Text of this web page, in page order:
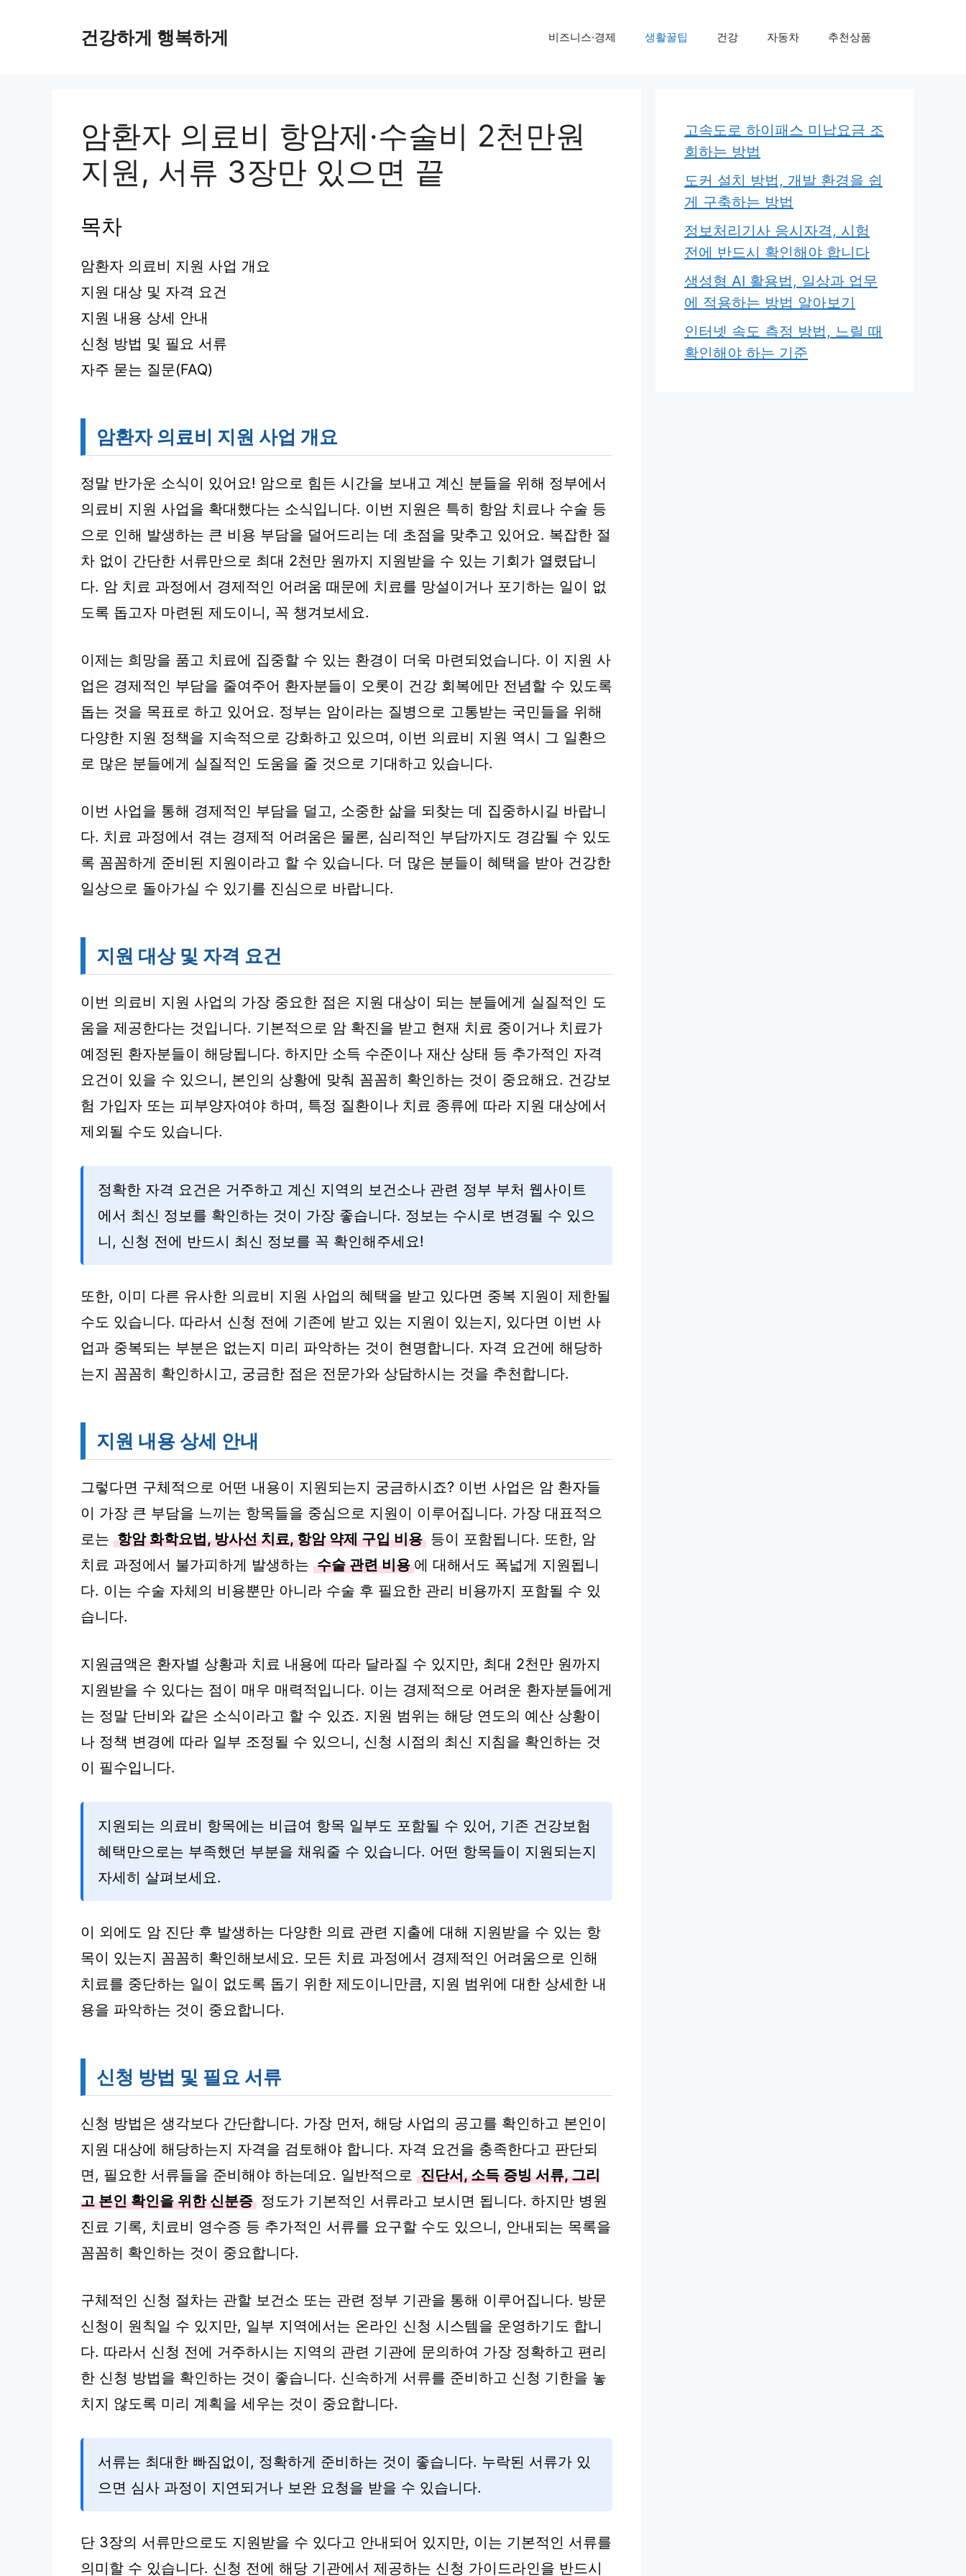
건강하게 행복하게 비즈니스·경제 생활꿀팁 건강 자동차 추천상품
암환자 의료비 항암제·수술비 2천만원
지원, 서류 3장만 있으면 끝
목차
암환자 의료비 지원 사업 개요
지원 대상 및 자격 요건
지원 내용 상세 안내
신청 방법 및 필요 서류
자주 묻는 질문(FAQ)
암환자 의료비 지원 사업 개요
정말 반가운 소식이 있어요! 암으로 힘든 시간을 보내고 계신 분들을 위해 정부에서
의료비 지원 사업을 확대했다는 소식입니다. 이번 지원은 특히 항암 치료나 수술 등
으로 인해 발생하는 큰 비용 부담을 덜어드리는 데 초점을 맞추고 있어요. 복잡한 절
차 없이 간단한 서류만으로 최대 2천만 원까지 지원받을 수 있는 기회가 열렸답니
다. 암 치료 과정에서 경제적인 어려움 때문에 치료를 망설이거나 포기하는 일이 없
도록 돕고자 마련된 제도이니, 꼭 챙겨보세요.
이제는 희망을 품고 치료에 집중할 수 있는 환경이 더욱 마련되었습니다. 이 지원 사
업은 경제적인 부담을 줄여주어 환자분들이 오롯이 건강 회복에만 전념할 수 있도록
돕는 것을 목표로 하고 있어요. 정부는 암이라는 질병으로 고통받는 국민들을 위해
다양한 지원 정책을 지속적으로 강화하고 있으며, 이번 의료비 지원 역시 그 일환으
로 많은 분들에게 실질적인 도움을 줄 것으로 기대하고 있습니다.
이번 사업을 통해 경제적인 부담을 덜고, 소중한 삶을 되찾는 데 집중하시길 바랍니
다. 치료 과정에서 겪는 경제적 어려움은 물론, 심리적인 부담까지도 경감될 수 있도
록 꼼꼼하게 준비된 지원이라고 할 수 있습니다. 더 많은 분들이 혜택을 받아 건강한
일상으로 돌아가실 수 있기를 진심으로 바랍니다.
지원 대상 및 자격 요건
이번 의료비 지원 사업의 가장 중요한 점은 지원 대상이 되는 분들에게 실질적인 도
움을 제공한다는 것입니다. 기본적으로 암 확진을 받고 현재 치료 중이거나 치료가
예정된 환자분들이 해당됩니다. 하지만 소득 수준이나 재산 상태 등 추가적인 자격
요건이 있을 수 있으니, 본인의 상황에 맞춰 꼼꼼히 확인하는 것이 중요해요. 건강보
험 가입자 또는 피부양자여야 하며, 특정 질환이나 치료 종류에 따라 지원 대상에서
제외될 수도 있습니다.
정확한 자격 요건은 거주하고 계신 지역의 보건소나 관련 정부 부처 웹사이트
에서 최신 정보를 확인하는 것이 가장 좋습니다. 정보는 수시로 변경될 수 있으
니, 신청 전에 반드시 최신 정보를 꼭 확인해주세요!
또한, 이미 다른 유사한 의료비 지원 사업의 혜택을 받고 있다면 중복 지원이 제한될
수도 있습니다. 따라서 신청 전에 기존에 받고 있는 지원이 있는지, 있다면 이번 사
업과 중복되는 부분은 없는지 미리 파악하는 것이 현명합니다. 자격 요건에 해당하
는지 꼼꼼히 확인하시고, 궁금한 점은 전문가와 상담하시는 것을 추천합니다.
지원 내용 상세 안내
그렇다면 구체적으로 어떤 내용이 지원되는지 궁금하시죠? 이번 사업은 암 환자들
이 가장 큰 부담을 느끼는 항목들을 중심으로 지원이 이루어집니다. 가장 대표적으
로는 항암 화학요법, 방사선 치료, 항암 약제 구입 비용 등이 포함됩니다. 또한, 암
치료 과정에서 불가피하게 발생하는 수술 관련 비용 에 대해서도 폭넓게 지원됩니
다. 이는 수술 자체의 비용뿐만 아니라 수술 후 필요한 관리 비용까지 포함될 수 있
습니다.
지원금액은 환자별 상황과 치료 내용에 따라 달라질 수 있지만, 최대 2천만 원까지
지원받을 수 있다는 점이 매우 매력적입니다. 이는 경제적으로 어려운 환자분들에게
는 정말 단비와 같은 소식이라고 할 수 있죠. 지원 범위는 해당 연도의 예산 상황이
나 정책 변경에 따라 일부 조정될 수 있으니, 신청 시점의 최신 지침을 확인하는 것
이 필수입니다.
지원되는 의료비 항목에는 비급여 항목 일부도 포함될 수 있어, 기존 건강보험
혜택만으로는 부족했던 부분을 채워줄 수 있습니다. 어떤 항목들이 지원되는지
자세히 살펴보세요.
이 외에도 암 진단 후 발생하는 다양한 의료 관련 지출에 대해 지원받을 수 있는 항
목이 있는지 꼼꼼히 확인해보세요. 모든 치료 과정에서 경제적인 어려움으로 인해
치료를 중단하는 일이 없도록 돕기 위한 제도이니만큼, 지원 범위에 대한 상세한 내
용을 파악하는 것이 중요합니다.
신청 방법 및 필요 서류
신청 방법은 생각보다 간단합니다. 가장 먼저, 해당 사업의 공고를 확인하고 본인이
지원 대상에 해당하는지 자격을 검토해야 합니다. 자격 요건을 충족한다고 판단되
면, 필요한 서류들을 준비해야 하는데요. 일반적으로 진단서, 소득 증빙 서류, 그리
고 본인 확인을 위한 신분증 정도가 기본적인 서류라고 보시면 됩니다. 하지만 병원
진료 기록, 치료비 영수증 등 추가적인 서류를 요구할 수도 있으니, 안내되는 목록을
꼼꼼히 확인하는 것이 중요합니다.
구체적인 신청 절차는 관할 보건소 또는 관련 정부 기관을 통해 이루어집니다. 방문
신청이 원칙일 수 있지만, 일부 지역에서는 온라인 신청 시스템을 운영하기도 합니
다. 따라서 신청 전에 거주하시는 지역의 관련 기관에 문의하여 가장 정확하고 편리
한 신청 방법을 확인하는 것이 좋습니다. 신속하게 서류를 준비하고 신청 기한을 놓
치지 않도록 미리 계획을 세우는 것이 중요합니다.
서류는 최대한 빠짐없이, 정확하게 준비하는 것이 좋습니다. 누락된 서류가 있
으면 심사 과정이 지연되거나 보완 요청을 받을 수 있습니다.
단 3장의 서류만으로도 지원받을 수 있다고 안내되어 있지만, 이는 기본적인 서류를
의미할 수 있습니다. 신청 전에 해당 기관에서 제공하는 신청 가이드라인을 반드시
고속도로 하이패스 미납요금 조
회하는 방법
도커 설치 방법, 개발 환경을 쉽
게 구축하는 방법
정보처리기사 응시자격, 시험
전에 반드시 확인해야 합니다
생성형 AI 활용법, 일상과 업무
에 적용하는 방법 알아보기
인터넷 속도 측정 방법, 느릴 때
확인해야 하는 기준